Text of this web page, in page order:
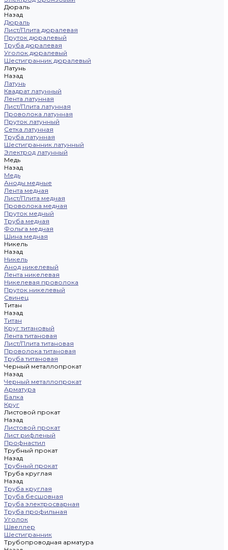
Дюраль
Назад
Дюраль
Лист/Плита дюралевая
Пруток дюралевый
Труба дюралевая
Уголок дюралевый
Шестигранник дюралевый
Латунь
Назад
Латунь
Квадрат латунный
Лента латунная
Лист/Плита латунная
Проволока латунная
Пруток латунный
Сетка латунная
Труба латунная
Шестигранник латунный
Электрод латунный
Медь
Назад
Медь
Аноды медные
Лента медная
Лист/Плита медная
Проволока медная
Пруток медный
Труба медная
Фольга медная
Шина медная
Никель
Назад
Никель
Анод никелевый
Лента никелевая
Никелевая проволока
Пруток никелевый
Свинец
Титан
Назад
Титан
Круг титановый
Лента титановая
Лист/Плита титановая
Проволока титановая
Труба титановая
Черный металлопрокат
Назад
Черный металлопрокат
Арматура
Балка
Круг
Листовой прокат
Назад
Листовой прокат
Лист рифленый
Профнастил
Трубный прокат
Назад
Трубный прокат
Труба круглая
Назад
Труба круглая
Труба бесшовная
Труба электросварная
Труба профильная
Уголок
Швеллер
Шестигранник
Трубопроводная арматура